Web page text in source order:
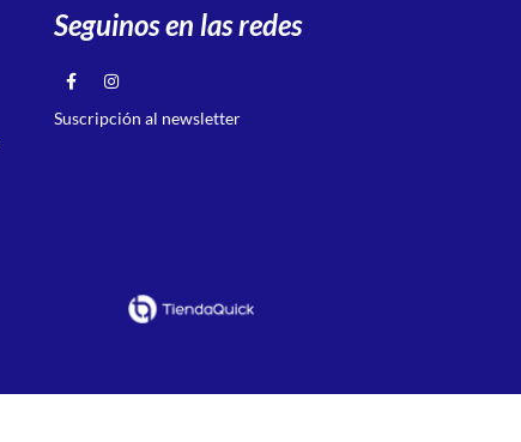
Seguinos en las redes
Suscripción al newsletter